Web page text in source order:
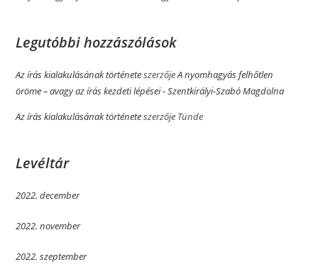
Legutóbbi hozzászólások
Az írás kialakulásának történeteszerzőjeA nyomhagyás felhőtlen
öröme­­ – avagy az írás kezdeti lépései - Szentkirályi-Szabó Magdolna
Az írás kialakulásának történeteszerzője Tünde
Levéltár
2022. december
2022. november
2022. szeptember